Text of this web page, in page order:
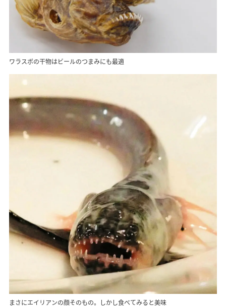
ワラスボの干物はビールのつまみにも最適
まさにエイリアンの顔そのもの。しかし食べてみると美味